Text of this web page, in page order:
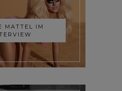
MATTEL IM